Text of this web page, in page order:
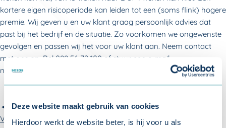
Deze website maakt gebruik van cookies
Hierdoor werkt de website beter, is hij voor u als
kortere eigen risicoperiode kan leiden tot een (soms flink) hogere
premie. Wij geven u en uw klant graag persoonlijk advies dat
past bij het bedrijf en de situatie. Zo voorkomen we ongewenste
gevolgen en passen wij het voor uw klant aan. Neem contact
met ons op. Bel 088 56 79 100 of stuur een e-mail
naarinfo@sazas.nl
◄ Terug naar
Veelgestelde vragen: Premie 2026